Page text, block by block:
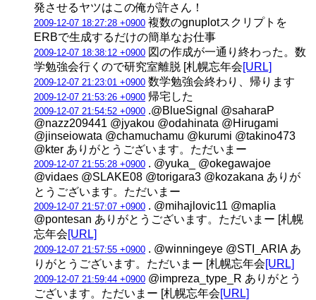
発させるヤツはこの俺が許さん！
2009-12-07 18:27:28 +0900 複数のgnuplotスクリプトを
ERBで生成するだけの簡単なお仕事
2009-12-07 18:38:12 +0900 図の作成が一通り終わった。数
学勉強会行くので研究室離脱 [札幌忘年会[URL]
2009-12-07 21:23:01 +0900 数学勉強会終わり、帰ります
2009-12-07 21:53:26 +0900 帰宅した
2009-12-07 21:54:52 +0900 .@BlueSignal @saharaP
@nazz209441 @jyakou @odahinata @Hirugami
@jinseiowata @chamuchamu @kurumi @takino473
@kter ありがとうございます。ただいまー
2009-12-07 21:55:28 +0900 . @yuka_ @okegawajoe
@vidaes @SLAKE08 @torigara3 @kozakana ありが
とうございます。ただいまー
2009-12-07 21:57:07 +0900 . @mihajlovic11 @maplia
@pontesan ありがとうございます。ただいまー [札幌
忘年会[URL]
2009-12-07 21:57:55 +0900 . @winningeye @STI_ARIA あ
りがとうございます。ただいまー [札幌忘年会[URL]
2009-12-07 21:59:44 +0900 @impreza_type_R ありがとう
ございます。ただいまー [札幌忘年会[URL]